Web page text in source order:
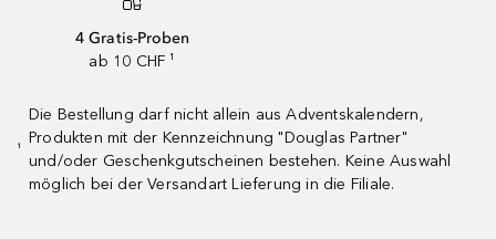
4 Gratis-Proben
ab 10 CHF ¹
¹
Die Bestellung darf nicht allein aus Adventskalendern,
Produkten mit der Kennzeichnung "Douglas Partner"
und/oder Geschenkgutscheinen bestehen. Keine Auswahl
möglich bei der Versandart Lieferung in die Filiale.